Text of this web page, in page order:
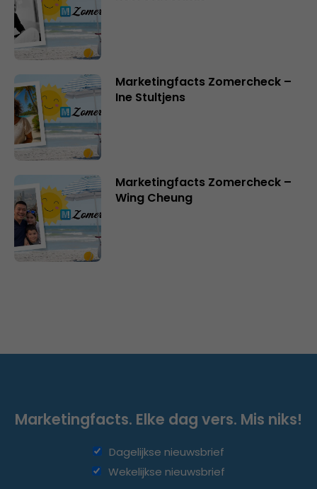
Marketingfacts Zomercheck –
Ine Stultjens
Marketingfacts Zomercheck –
Wing Cheung
Marketingfacts. Elke dag vers. Mis niks!
Dagelijkse nieuwsbrief
Wekelijkse nieuwsbrief